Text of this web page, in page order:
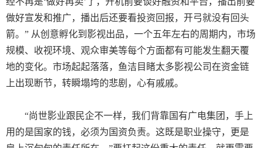
做好宣发和推广，播出后还要看投资回报，开弓就没有回头
箭。” 从创意孵化到影视出品，一个五年左右的周期内，市场
规模、收视环境、观众审美等每个方面都有可能发生翻天覆
地的变化。市场起起落落，鱼洁目睹太多影视公司在资金链
上出现断节，转瞬塌垮的悲剧，心有戚戚。
“尚世影业跟民企不一样，我们背靠国有广电集团，手上
用的是国家的钱，必须为国资负责。这既是职业操守，更是